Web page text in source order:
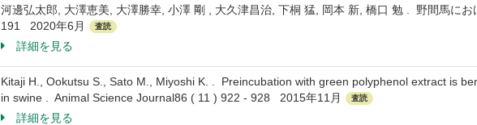
河邊弘太郎, 大澤恵美, 大澤勝幸, 小澤 剛 , 大久津昌治, 下桐 猛, 岡本 新, 橋口 勉 . 野間馬に
191 2020年6月
査読
詳細を見る
Kitaji H., Ookutsu S., Sato M., Miyoshi K. . Preincubation with green polyphenol extract is
in swine . Animal Science Journal86 ( 11 ) 922 - 928 2015年11月
査読
詳細を見る